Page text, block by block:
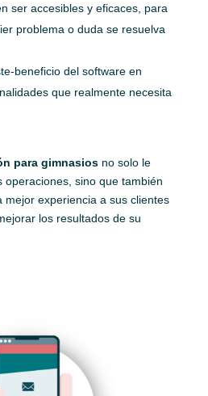
ser accesibles y eficaces, para
problema o duda se resuelva
beneficio del software en
que realmente necesita
para gimnasiosno solo le
operaciones, sino que también
mejor experiencia a sus clientes
los resultados de su